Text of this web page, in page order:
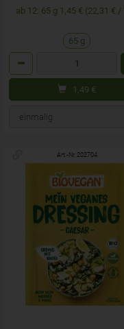
ab 12: 65 g 1,45 €
65 g
1,49 €
Art.-Nr. 202704